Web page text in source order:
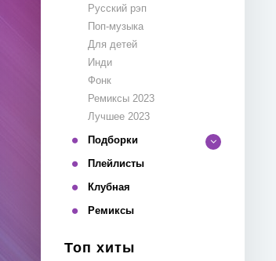
Русский рэп
Поп-музыка
Для детей
Инди
Фонк
Ремиксы 2023
Лучшее 2023
Подборки
Плейлисты
Клубная
Ремиксы
Топ хиты